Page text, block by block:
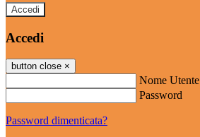
Accedi
Accedi
button close ×
Nome Utente
Password
Password dimenticata?